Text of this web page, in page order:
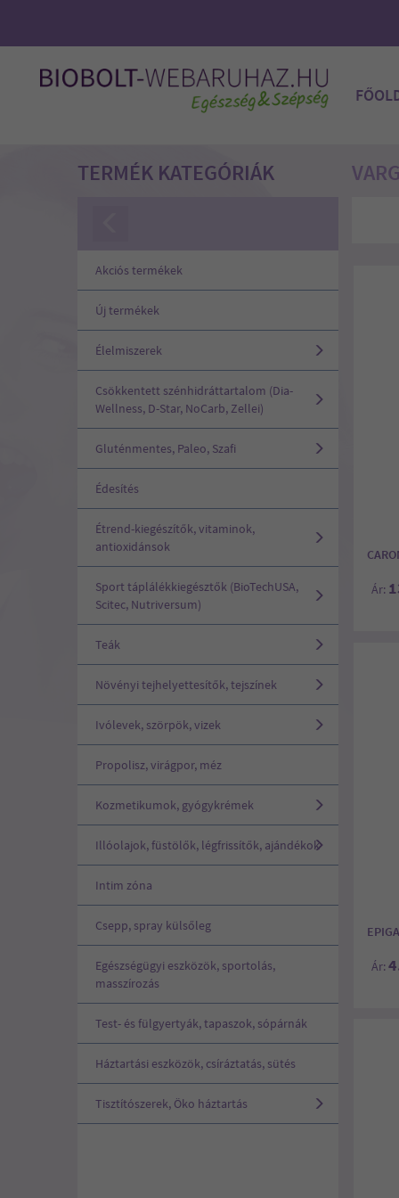
TERMÉK KATEGÓRIÁK
Akciós termékek
Új termékek
Élelmiszerek
Csökkentett szénhidráttartalom (Dia-
Wellness, D-Star, NoCarb, Zellei)
Gluténmentes, Paleo, Szafi
Édesítés
Étrend-kiegészítők, vitaminok,
antioxidánsok
Sport táplálékkiegésztők (BioTechUSA,
Scitec, Nutriversum)
Teák
Növényi tejhelyettesítők, tejszínek
Ivólevek, szörpök, vizek
Propolisz, virágpor, méz
Kozmetikumok, gyógykrémek
Illóolajok, füstölők, légfrissítők, ajándékok
Intim zóna
Csepp, spray külsőleg
Egészségügyi eszközök, sportolás,
masszírozás
Test- és fülgyertyák, tapaszok, sópárnák
Háztartási eszközök, csíráztatás, sütés
Tisztítószerek, Öko háztartás
Ár:
Ár: